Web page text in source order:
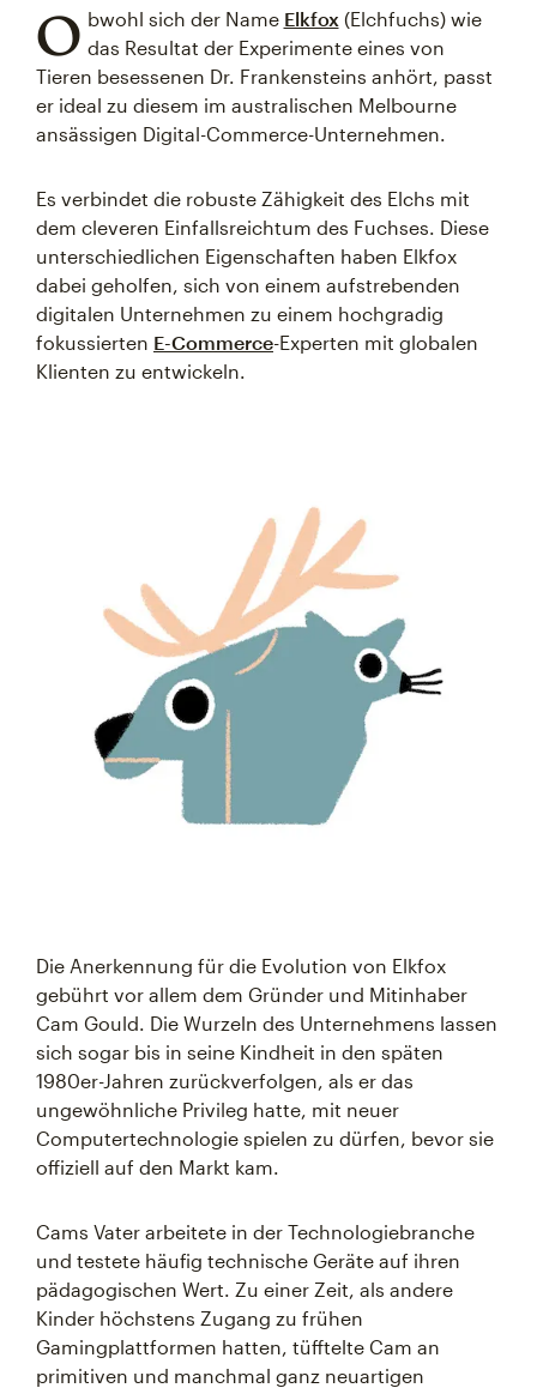
O bwohl sich der Name Elkfox (Elchfuchs) wie
das Resultat der Experimente eines von
Tieren besessenen Dr. Frankensteins anhört, passt
er ideal zu diesem im australischen Melbourne
ansässigen Digital-Commerce-Unternehmen.
Es verbindet die robuste Zähigkeit des Elchs mit
dem cleveren Einfallsreichtum des Fuchses. Diese
unterschiedlichen Eigenschaften haben Elkfox
dabei geholfen, sich von einem aufstrebenden
digitalen Unternehmen zu einem hochgradig
fokussierten E-Commerce-Experten mit globalen
Klienten zu entwickeln.
Die Anerkennung für die Evolution von Elkfox
gebührt vor allem dem Gründer und Mitinhaber
Cam Gould. Die Wurzeln des Unternehmens lassen
sich sogar bis in seine Kindheit in den späten
1980er-Jahren zurückverfolgen, als er das
ungewöhnliche Privileg hatte, mit neuer
Computertechnologie spielen zu dürfen, bevor sie
offiziell auf den Markt kam.
Cams Vater arbeitete in der Technologiebranche
und testete häufig technische Geräte auf ihren
pädagogischen Wert. Zu einer Zeit, als andere
Kinder höchstens Zugang zu frühen
Gamingplattformen hatten, tüfftelte Cam an
primitiven und manchmal ganz neuartigen